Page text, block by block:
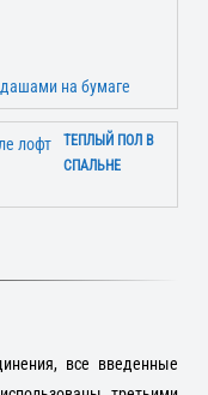
ТЕПЛЫЙ ПОЛ В
СПАЛЬНЕ
все введенные